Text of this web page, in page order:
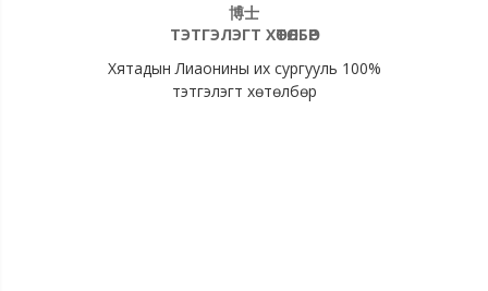
博士
ТЭТГЭЛЭГТ ХӨТӨЛБӨР
Хятадын Лиаонины их сургууль 100%
тэтгэлэгт хөтөлбөр